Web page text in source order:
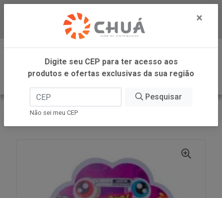
Baixe já nosso APP
0
INÍCIO
DANILLA FOODS
×
Digite seu CEP para ter acesso aos
produtos e ofertas exclusivas da sua região
Pesquisar
Não sei meu CEP